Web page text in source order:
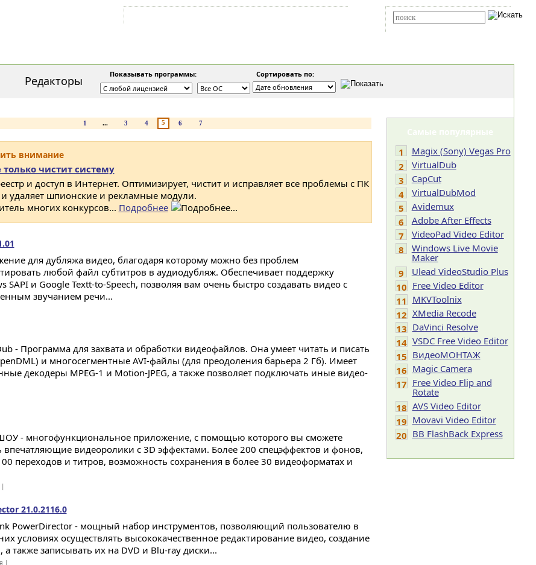
Редакторы Показывать программы: Сортировать по:
1 ... 3 4 5 6 7
внимание
чистит систему
и доступ в Интернет. Оптимизирует, чистит и исправляет все проблемы с ПК
удаляет шпионские и рекламные модули.
многих конкурсов... Подробнее
для дубляжа видео, благодаря которому можно без проблем
любой файл субтитров в аудиодубляж. Обеспечивает поддержку
SAPI и Google Textt-to-Speech, позволяя вам очень быстро создавать видео с
звучанием речи...
- Программа для захвата и обработки видеофайлов. Она умеет читать и писать
и многосегментные AVI-файлы (для преодоления барьера 2 Гб). Имеет
декодеры MPEG-1 и Motion-JPEG, а также позволяет подключать иные видео-
- многофункциональное приложение, с помощью которого вы сможете
впечатляющие видеоролики с 3D эффектами. Более 200 спецэффектов и фонов,
переходов и титров, возможность сохранения в более 30 видеоформатах и
|
21.0.2116.0
PowerDirector - мощный набор инструментов, позволяющий пользователю в
условиях осуществлять высококачественное редактирование видео, создание
а также записывать их на DVD и Blu-ray диски...
|
Самые популярные
1
Magix (Sony) Vegas Pro
2
VirtualDub
3
CapCut
4
VirtualDubMod
5
Avidemux
6
Adobe After Effects
7
VideoPad Video Editor
8
Windows Live Movie
Maker
9
Ulead VideoStudio Plus
10 Free Video Editor
11 MKVToolnix
12 XMedia Recode
13 DaVinci Resolve
14 VSDC Free Video Editor
15 ВидеоМОНТАЖ
16 Magic Camera
17 Free Video Flip and
Rotate
18 AVS Video Editor
19 Movavi Video Editor
20 BB FlashBack Express